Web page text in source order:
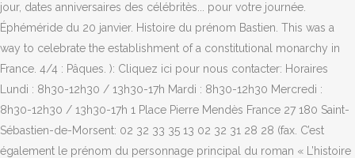
jour, dates anniversaires des célébritès... pour votre journée.
Éphéméride du 20 janvier. Histoire du prénom Bastien. This was a
way to celebrate the establishment of a constitutional monarchy in
France. 4/4 : Pâques. ): Cliquez ici pour nous contacter: Horaires
Lundi : 8h30-12h30 / 13h30-17h Mardi : 8h30-12h30 Mercredi :
8h30-12h30 / 13h30-17h 1 Place Pierre Mendès France 27 180 Saint-
Sébastien-de-Morsent: 02 32 33 35 13 02 32 31 28 28 (fax. C’est
également le prénom du personnage principal du roman « L’histoire